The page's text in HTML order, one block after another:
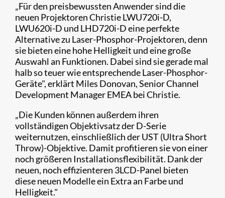
„Für den preisbewussten Anwender sind die
neuen Projektoren Christie LWU720i-D,
LWU620i-D und LHD720i-D eine perfekte
Alternative zu Laser-Phosphor-Projektoren, denn
sie bieten eine hohe Helligkeit und eine große
Auswahl an Funktionen. Dabei sind sie gerade mal
halb so teuer wie entsprechende Laser-Phosphor-
Geräte", erklärt Miles Donovan, Senior Channel
Development Manager EMEA bei Christie.
„Die Kunden können außerdem ihren
vollständigen Objektivsatz der D-Serie
weiternutzen, einschließlich der UST (Ultra Short
Throw)-Objektive. Damit profitieren sie von einer
noch größeren Installationsflexibilität. Dank der
neuen, noch effizienteren 3LCD-Panel bieten
diese neuen Modelle ein Extra an Farbe und
Helligkeit."​